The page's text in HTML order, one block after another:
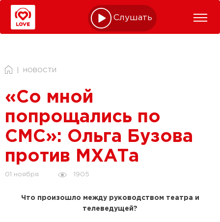
Слушать online
НОВОСТИ
«Со мной
попрощались по
СМС»: Ольга Бузова
против МХАТа
01 ноября 1905
Что произошло между руководством театра и
телеведущей?